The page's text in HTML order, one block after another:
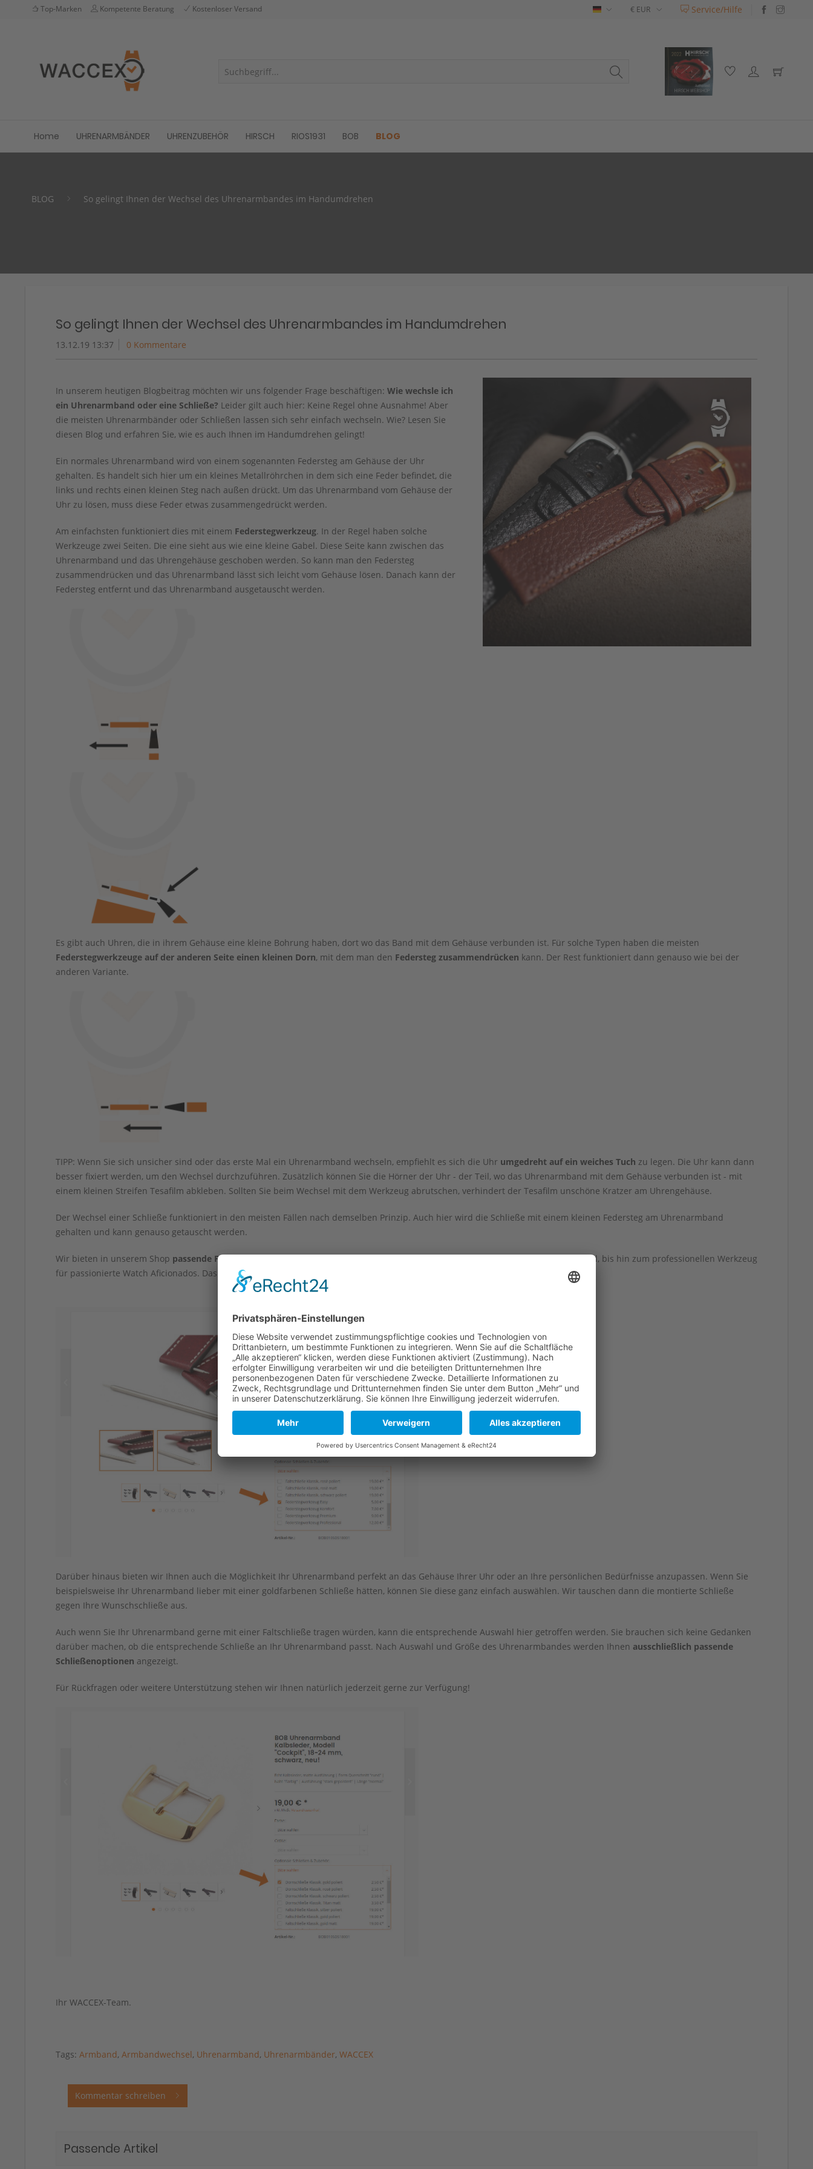
Top-Marken Kompetente Beratung Kostenloser Versand Deutsch Service/Hilfe
Home UHRENARMBÄNDER UHRENZUBEHÖR HIRSCH RIOS1931 BOB BLOG
BLOG So gelingt Ihnen der Wechsel des Uhrenarmbandes im Handumdrehen
So gelingt Ihnen der Wechsel des Uhrenarmbandes im Handumdrehen
13.12.19 13:37 0 Kommentare
In unserem heutigen Blogbeitrag möchten wir uns folgender Frage beschäftigen: Wie wechsle ich
ein Uhrenarmband oder eine Schließe? Leider gilt auch hier: Keine Regel ohne Ausnahme! Aber
die meisten Uhrenarmbänder oder Schließen lassen sich sehr einfach wechseln. Wie? Lesen Sie
diesen Blog und erfahren Sie, wie es auch Ihnen im Handumdrehen gelingt!
Ein normales Uhrenarmband wird von einem sogenannten Federsteg am Gehäuse der Uhr
gehalten. Es handelt sich hier um ein kleines Metallröhrchen in dem sich eine Feder befindet, die
links und rechts einen kleinen Steg nach außen drückt. Um das Uhrenarmband vom Gehäuse der
Uhr zu lösen, muss diese Feder etwas zusammengedrückt werden.
Am einfachsten funktioniert dies mit einem Federstegwerkzeug. In der Regel haben solche
Werkzeuge zwei Seiten. Die eine sieht aus wie eine kleine Gabel. Diese Seite kann zwischen das
Uhrenarmband und das Uhrengehäuse geschoben werden. So kann man den Federsteg
zusammendrücken und das Uhrenarmband lässt sich leicht vom Gehäuse lösen. Danach kann der
Federsteg entfernt und das Uhrenarmband ausgetauscht werden.
Es gibt auch Uhren, die in ihrem Gehäuse eine kleine Bohrung haben, dort wo das Band mit dem Gehäuse verbunden ist. Für solche Typen haben die meisten
Federstegwerkzeuge auf der anderen Seite einen kleinen Dorn, mit dem man den Federsteg zusammendrücken kann. Der Rest funktioniert dann genauso wie bei der
anderen Variante.
TIPP: Wenn Sie sich unsicher sind oder das erste Mal ein Uhrenarmband wechseln, empfiehlt es sich die Uhr umgedreht auf ein weiches Tuch zu legen. Die Uhr kann dann
besser fixiert werden, um den Wechsel durchzuführen. Zusätzlich können Sie die Hörner der Uhr - der Teil, wo das Uhrenarmband mit dem Gehäuse verbunden ist - mit
einem kleinen Streifen Tesafilm abkleben. Sollten Sie beim Wechsel mit dem Werkzeug abrutschen, verhindert der Tesafilm unschöne Kratzer am Uhrengehäuse.
Der Wechsel einer Schließe funktioniert in den meisten Fällen nach demselben Prinzip. Auch hier wird die Schließe mit einem kleinen Federsteg am Uhrenarmband
gehalten und kann genauso getauscht werden.
Wir bieten in unserem Shop passende Federstegwerkzeugezu jedem Artikel an. Vom einfachen Tool für den gelegentlichen Wechsel, bis hin zum professionellen Werkzeug
für passionierte Watch Aficionados. Das Werkzeug kann gleich beim Kauf kostengünstig mit in den Warenkorb gelegt werden.
Darüber hinaus bieten wir Ihnen auch die Möglichkeit Ihr Uhrenarmband perfekt an das Gehäuse Ihrer Uhr oder an Ihre persönlichen Bedürfnisse anzupassen. Wenn Sie
beispielsweise Ihr Uhrenarmband lieber mit einer goldfarbenen Schließe hätten, können Sie diese ganz einfach auswählen. Wir tauschen dann die montierte Schließe
gegen Ihre Wunschschließe aus.
Auch wenn Sie Ihr Uhrenarmband gerne mit einer Faltschließe tragen würden, kann die entsprechende Auswahl hier getroffen werden. Sie brauchen sich keine Gedanken
darüber machen, ob die entsprechende Schließe an Ihr Uhrenarmband passt. Nach Auswahl und Größe des Uhrenarmbandes werden Ihnen ausschließlich passende
Schließenoptionen angezeigt.
Für Rückfragen oder weitere Unterstützung stehen wir Ihnen natürlich jederzeit gerne zur Verfügung!
Ihr WACCEX-Team.
Tags: Armband, Armbandwechsel, Uhrenarmband, Uhrenarmbänder, WACCEX
Kommentar schreiben
Passende Artikel